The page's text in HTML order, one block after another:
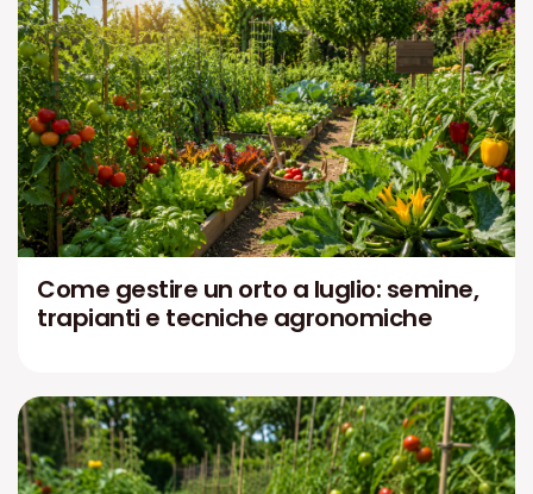
Come gestire un orto a luglio: semine,
trapianti e tecniche agronomiche